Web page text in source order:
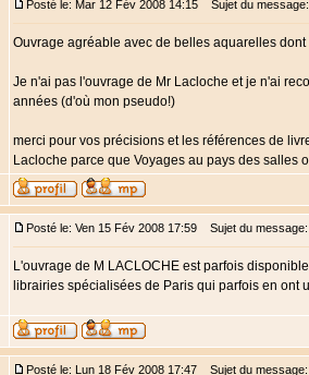
Posté le: Mar 12 Fév 2008 14:15 Sujet du message:
Ouvrage agréable avec de belles aquarelles
Je n'ai pas l'ouvrage de Mr Lacloche et je n'ai
années (d'où mon pseudo!)
merci pour vos précisions et les références de
Lacloche parce que Voyages au pays des salles
Posté le: Ven 15 Fév 2008 17:59 Sujet du message:
L'ouvrage de M LACLOCHE est parfois
librairies spécialisées de Paris qui parfois en ont
Posté le: Lun 18 Fév 2008 17:47 Sujet du message: